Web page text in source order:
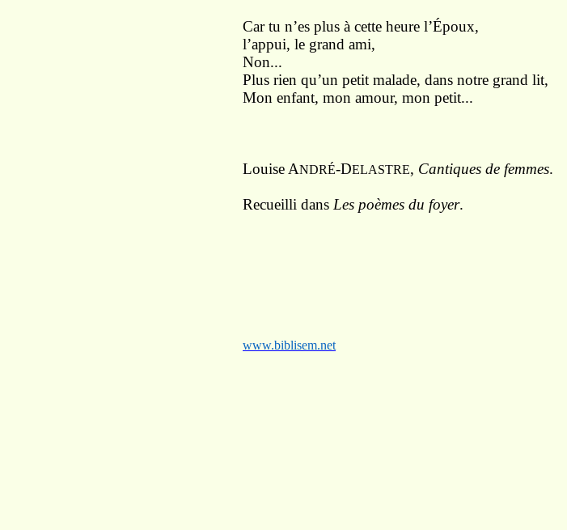
Car tu n’es plus à cette heure l’Époux,
l’appui, le grand ami,
Non...
Plus rien qu’un petit malade, dans notre grand lit,
Mon enfant, mon amour, mon petit...
Louise ANDRÉ-DELASTRE, Cantiques de femmes.
Recueilli dans Les poèmes du foyer.
www.biblisem.net